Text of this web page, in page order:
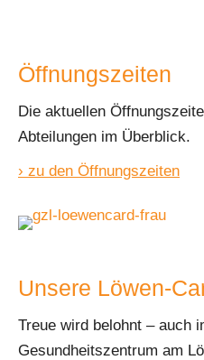
Öffnungszeiten
Die aktuellen
Abteilungen im Überblick.
› zu den Öffnungszeiten
Unsere Löwen-
Treue wird belohnt – auch
Gesundheitszentrum am